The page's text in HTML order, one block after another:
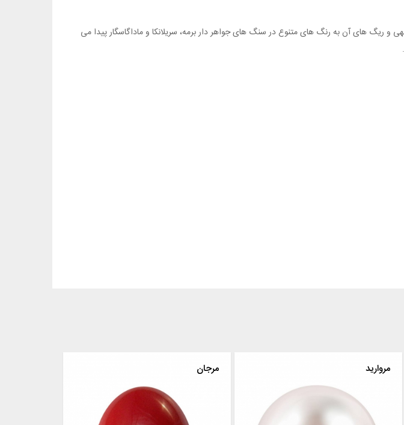
های آن به رنگ های متنوع در سنگ های جواهر دار برمه، سریلانکا و ماداگاسگار پیدا می
مروارید